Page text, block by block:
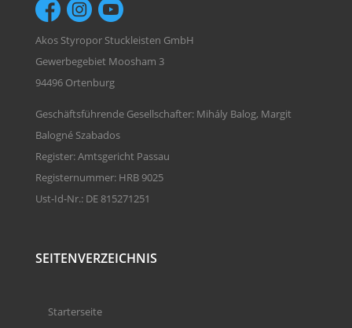
Akos Styropor Stuckleisten GmbH
Gewerbegebiet Moosham 3
94496 Ortenburg
Geschäftsführende Gesellschafter: Mihály Balog, Margit
Balogné Szabados
Register: Amtsgericht Passau
Registernummer: HRB 9025
Ust-Id-Nr.: DE 815271251
SEITENVERZEICHNIS
Starterseite